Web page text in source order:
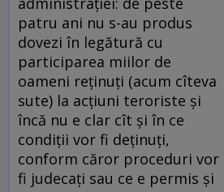
patru ani nu s-au produs
dovezi în legătură cu
participarea miilor de
oameni reţinuţi (acum cîteva
sute) la acţiuni teroriste şi
încă nu e clar cît şi în ce
condiţii vor fi deţinuţi,
conform căror proceduri vor
fi judecaţi sau ce e permis şi